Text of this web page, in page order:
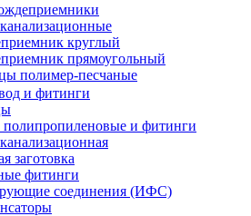
круглый
прямоугольный
полимер-песчаные
и фитинги
и фитинги
заготовка
фитинги
соединения (ИФС)